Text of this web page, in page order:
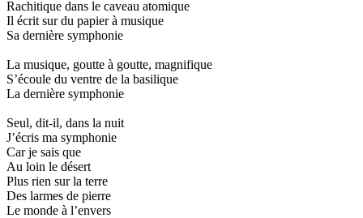
Rachitique dans le caveau atomique
Il écrit sur du papier à musique
Sa dernière symphonie
La musique, goutte à goutte, magnifique
S’écoule du ventre de la basilique
La dernière symphonie
Seul, dit-il, dans la nuit
J’écris ma symphonie
Car je sais que
Au loin le désert
Plus rien sur la terre
Des larmes de pierre
Le monde à l’envers